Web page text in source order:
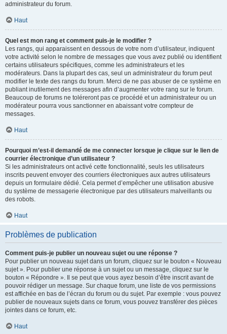
administrateur du forum.
Haut
Quel est mon rang et comment puis-je le modifier ?
Les rangs, qui apparaissent en dessous de votre nom d’utilisateur, indiquent
votre activité selon le nombre de messages que vous avez publié ou identifient
certains utilisateurs spécifiques, comme les administrateurs et les
modérateurs. Dans la plupart des cas, seul un administrateur du forum peut
modifier le texte des rangs du forum. Merci de ne pas abuser de ce système en
publiant inutilement des messages afin d’augmenter votre rang sur le forum.
Beaucoup de forums ne toléreront pas ce procédé et un administrateur ou un
modérateur pourra vous sanctionner en abaissant votre compteur de
messages.
Haut
Pourquoi m’est-il demandé de me connecter lorsque je clique sur le lien de
courrier électronique d’un utilisateur ?
Si les administrateurs ont activé cette fonctionnalité, seuls les utilisateurs
inscrits peuvent envoyer des courriers électroniques aux autres utilisateurs
depuis un formulaire dédié. Cela permet d’empêcher une utilisation abusive
du système de messagerie électronique par des utilisateurs malveillants ou
des robots.
Haut
Problèmes de publication
Comment puis-je publier un nouveau sujet ou une réponse ?
Pour publier un nouveau sujet dans un forum, cliquez sur le bouton « Nouveau
sujet ». Pour publier une réponse à un sujet ou un message, cliquez sur le
bouton « Répondre ». Il se peut que vous ayez besoin d’être inscrit avant de
pouvoir rédiger un message. Sur chaque forum, une liste de vos permissions
est affichée en bas de l’écran du forum ou du sujet. Par exemple : vous pouvez
publier de nouveaux sujets dans ce forum, vous pouvez transférer des pièces
jointes dans ce forum, etc.
Haut